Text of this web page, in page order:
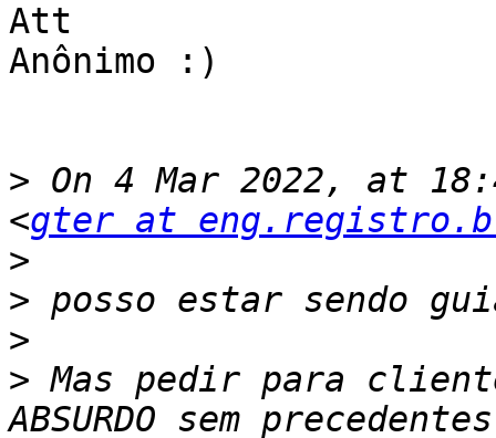
Att
Anônimo :)
> On 4 Mar 2022, at
<gter at
>
>
>
> Mas pedir para